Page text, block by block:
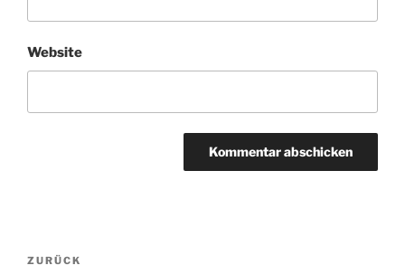
Website
Beitragsnavigation
Vorheriger
ZURÜCK